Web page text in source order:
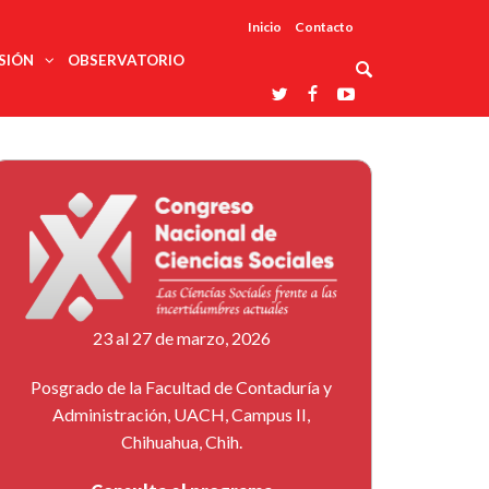
Inicio Contacto
ciencias
profesionales
trabajo
Redes
temáticas
Laboratorios
nacionales
Entidades
afines
Reconoce
La UDUALC
A La
Universidad
De México
En Su 475
Aniversario
OBSERVATORIO
23 al 27 de marzo, 2026
Posgrado de la Facultad de Contaduría y
Administración, UACH, Campus II,
Chihuahua, Chih.